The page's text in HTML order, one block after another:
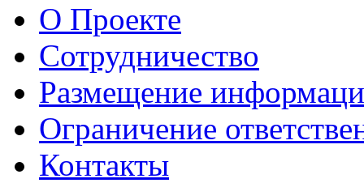
О Проекте
Сотрудничество
Размещение
Ограничение
Контакты